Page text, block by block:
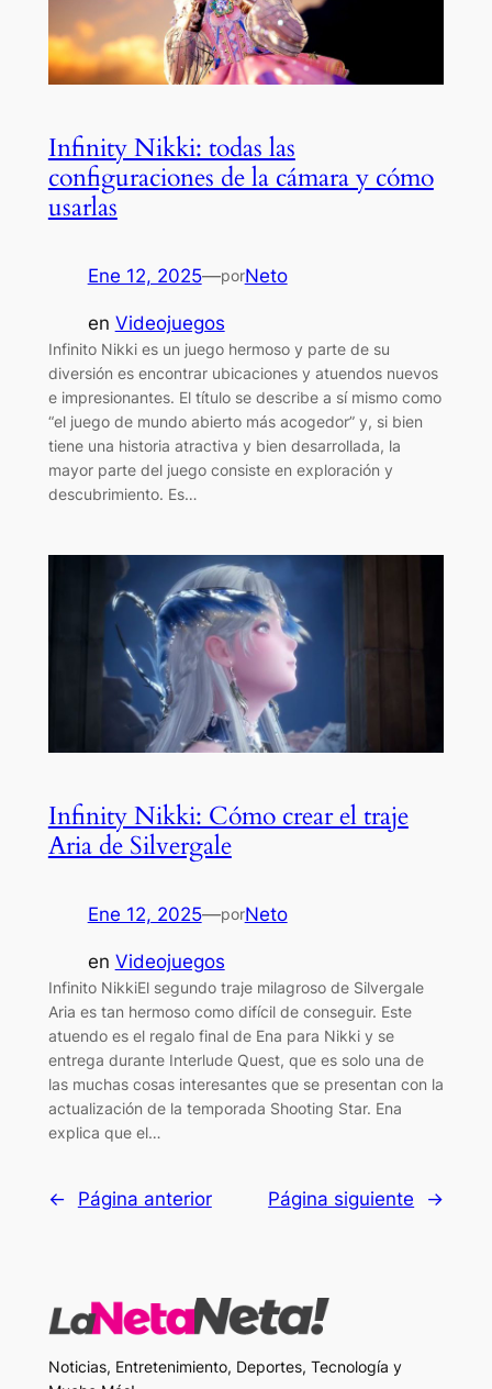
Infinity Nikki: todas las
configuraciones de la cámara y cómo
usarlas
Ene 12, 2025—porNeto
en Videojuegos
Infinito Nikki es un juego hermoso y parte de su
diversión es encontrar ubicaciones y atuendos nuevos
e impresionantes. El título se describe a sí mismo como
“el juego de mundo abierto más acogedor” y, si bien
tiene una historia atractiva y bien desarrollada, la
mayor parte del juego consiste en exploración y
descubrimiento. Es…
Infinity Nikki: Cómo crear el traje
Aria de Silvergale
Ene 12, 2025—porNeto
en Videojuegos
Infinito NikkiEl segundo traje milagroso de Silvergale
Aria es tan hermoso como difícil de conseguir. Este
atuendo es el regalo final de Ena para Nikki y se
entrega durante Interlude Quest, que es solo una de
las muchas cosas interesantes que se presentan con la
actualización de la temporada Shooting Star. Ena
explica que el…
← Página anterior Página siguiente →
Noticias, Entretenimiento, Deportes, Tecnología y